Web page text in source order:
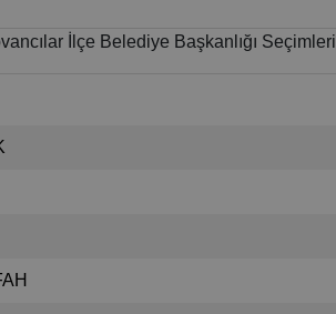
İlçe Belediye Başkanlığı Seçimleri